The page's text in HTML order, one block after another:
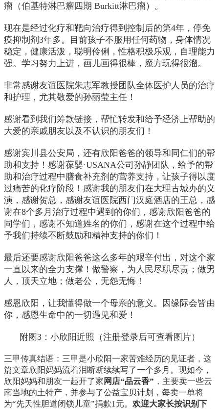
瘤（伯基特淋巴瘤四期 Burkitt淋巴瘤）。
现在是经过化疗和靶向治疗得到控制后的第4年，停免
疫抑制剂3年多。目前孩子不服用任何药物，身体情况
稳定，健康活泼，聪明伶俐，性格积极乐观，自理能力
强。学习努力上进，画儿画得很棒，魔方玩得很溜。
非常感谢友谊医院朱志军教授团队全体医护人员的治疗
和护理，尤其敬爱的孙丽莹主任！
感谢看到我们筹款链接，帮忙转发和给予经济上帮助的
大爱的亲戚朋友以及不认识的朋友们！
感谢宾川县公安局，还有欣阳爸爸的领导和同仁们的帮
助和支持！感谢葆婴·USANA公司孙静团队，给予的帮
助和治疗过程中膳食补充剂的营养支持，让孩子得以度
过痛苦的化疗阶段！感谢我的朋友们在大理古城办的义
演，感谢贺总，感谢友谊医院西门汉庭酒店的王总，感
谢在8个多月治疗过程中遇到的你们，感谢欣阳爸爸的
同学们，感谢不知道姓名的你们，感谢在这个过程中给
予我们持续不断鼓励和精神支持的你们！
最后还要感谢欣阳爸爸这么多年的艰辛付出，对这个家
一直以来的全力支撑！做警察，为人民尽职尽责；做男
人，顶天立地；做老公，无怨无悔！
感恩欣阳，让我懂得做一个母亲的意义。因缘际会皆由
你，感恩生命中的一切遇见和爱！
附图3：小欣阳近照（注册登录后可查看图片）
三甲传真结语：三甲是小欣阳一家苦难经历的见证者，这
篇文章欣阳妈妈流着泪断断续续写了一个多月。现如今，
欣阳妈妈和朋友一起开了家 网店“品云香” ，主要卖一些云
南当地的土特产，并参与了公益宝贝计划，每卖一单将
为“先天性胆道闭锁儿童”捐款1元。 欢迎大家长按识别下